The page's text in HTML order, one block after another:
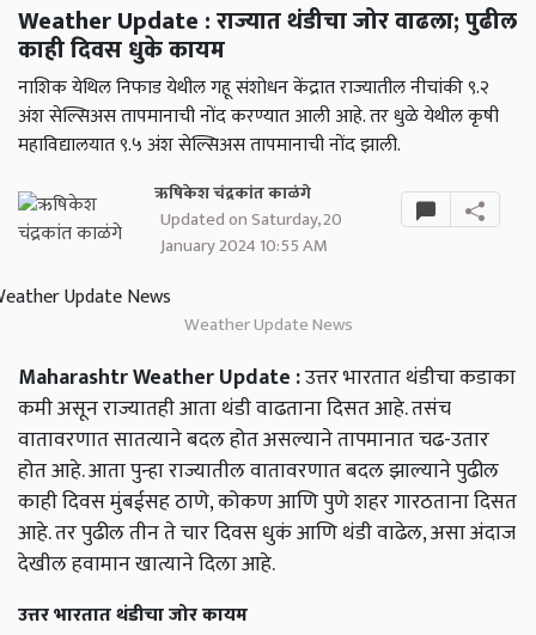
Weather Update : राज्यात थंडीचा जोर वाढला; पुढील
काही दिवस धुके कायम
नाशिक येथिल निफाड येथील गहू संशोधन केंद्रात राज्यातील नीचांकी ९.२
अंश सेल्सिअस तापमानाची नोंद करण्यात आली आहे. तर धुळे येथील कृषी
महाविद्यालयात ९.५ अंश सेल्सिअस तापमानाची नोंद झाली.
ऋषिकेश चंद्रकांत काळंगे
Updated on Saturday, 20
January 2024 10:55 AM
Weather Update News
Maharashtr Weather Update :उत्तर भारतात थंडीचा कडाका
कमी असून राज्यातही आता थंडी वाढताना दिसत आहे. तसंच
वातावरणात सातत्याने बदल होत असल्याने तापमानात चढ-उतार
होत आहे. आता पुन्हा राज्यातील वातावरणात बदल झाल्याने पुढील
काही दिवस मुंबईसह ठाणे, कोकण आणि पुणे शहर गारठताना दिसत
आहे. तर पुढील तीन ते चार दिवस धुकं आणि थंडी वाढेल, असा अंदाज
देखील हवामान खात्याने दिला आहे.
उत्तर भारतात थंडीचा जोर कायम